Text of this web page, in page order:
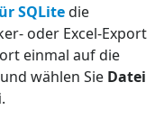
SQLitedie
oder Excel-Export
einmal auf die
wählen Sie Datei
.